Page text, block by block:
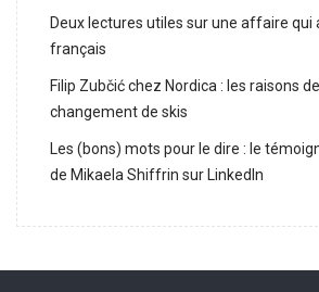
Deux lectures utiles sur une affaire qui
français
Filip Zubčić chez Nordica : les raisons
changement de skis
Les (bons) mots pour le dire : le
de Mikaela Shiffrin sur LinkedIn